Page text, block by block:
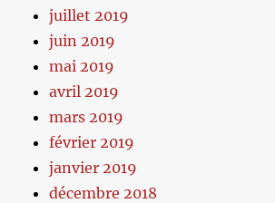
juillet 2019
juin 2019
mai 2019
avril 2019
mars 2019
février 2019
janvier 2019
décembre 2018